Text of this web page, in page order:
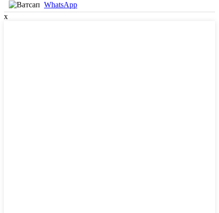
WhatsApp
х